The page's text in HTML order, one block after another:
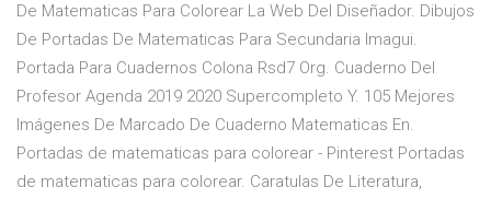
De Matematicas Para Colorear La Web Del Diseñador. Dibujos
De Portadas De Matematicas Para Secundaria Imagui.
Portada Para Cuadernos Colona Rsd7 Org. Cuaderno Del
Profesor Agenda 2019 2020 Supercompleto Y. 105 Mejores
Imágenes De Marcado De Cuaderno Matematicas En.
Portadas de matematicas para colorear - Pinterest Portadas
de matematicas para colorear. Caratulas De Literatura,